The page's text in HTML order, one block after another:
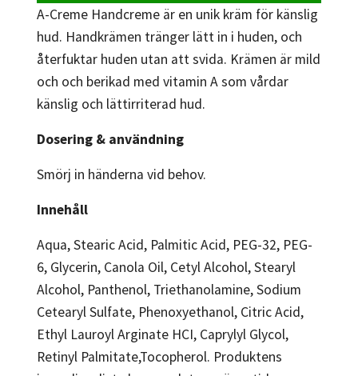
A-Creme Handcreme är en unik kräm för känslig
hud. Handkrämen tränger lätt in i huden, och
återfuktar huden utan att svida. Krämen är mild
och och berikad med vitamin A som vårdar
känslig och lättirriterad hud.
Dosering & användning
Smörj in händerna vid behov.
Innehåll
Aqua, Stearic Acid, Palmitic Acid, PEG-32, PEG-
6, Glycerin, Canola Oil, Cetyl Alcohol, Stearyl
Alcohol, Panthenol, Triethanolamine, Sodium
Cetearyl Sulfate, Phenoxyethanol, Citric Acid,
Ethyl Lauroyl Arginate HCI, Caprylyl Glycol,
Retinyl Palmitate,Tocopherol. Produktens